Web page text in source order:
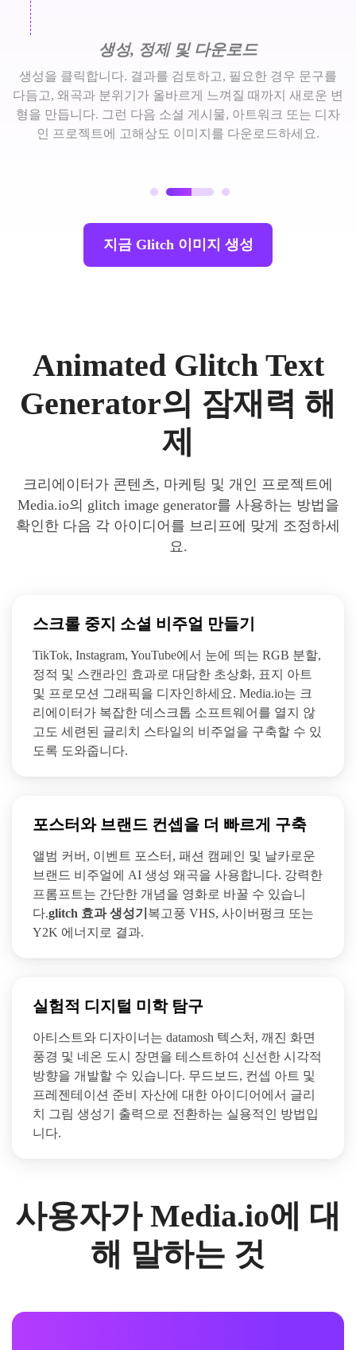
생성, 정제 및 다운로드
생성을 클릭합니다. 결과를 검토하고, 필요한 경우 문구를
다듬고, 왜곡과 분위기가 올바르게 느껴질 때까지 새로운 변
형을 만듭니다. 그런 다음 소셜 게시물, 아트워크 또는 디자
인 프로젝트에 고해상도 이미지를 다운로드하세요.
지금 Glitch 이미지 생성
Animated Glitch Text
Generator의 잠재력 해
제
크리에이터가 콘텐츠, 마케팅 및 개인 프로젝트에
Media.io의 glitch image generator를 사용하는 방법을
확인한 다음 각 아이디어를 브리프에 맞게 조정하세
요.
스크롤 중지 소셜 비주얼 만들기
TikTok, Instagram, YouTube에서 눈에 띄는 RGB 분할,
정적 및 스캔라인 효과로 대담한 초상화, 표지 아트
및 프로모션 그래픽을 디자인하세요. Media.io는 크
리에이터가 복잡한 데스크톱 소프트웨어를 열지 않
고도 세련된 글리치 스타일의 비주얼을 구축할 수 있
도록 도와줍니다.
포스터와 브랜드 컨셉을 더 빠르게 구축
앨범 커버, 이벤트 포스터, 패션 캠페인 및 날카로운
브랜드 비주얼에 AI 생성 왜곡을 사용합니다. 강력한
프롬프트는 간단한 개념을 영화로 바꿀 수 있습니
다.glitch 효과 생성기 복고풍 VHS, 사이버펑크 또는
Y2K 에너지로 결과.
실험적 디지털 미학 탐구
아티스트와 디자이너는 datamosh 텍스처, 깨진 화면
풍경 및 네온 도시 장면을 테스트하여 신선한 시각적
방향을 개발할 수 있습니다. 무드보드, 컨셉 아트 및
프레젠테이션 준비 자산에 대한 아이디어에서 글리
치 그림 생성기 출력으로 전환하는 실용적인 방법입
니다.
사용자가 Media.io에 대
해 말하는 것